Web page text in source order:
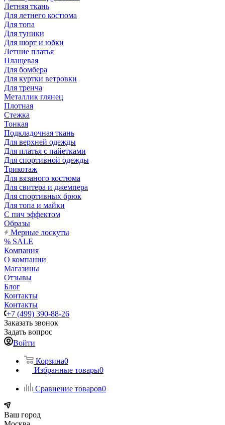
Летняя ткань
Для летнего костюма
Для топа
Для туники
Для шорт и юбки
Летние платья
Плащевая
Для бомбера
Для куртки ветровки
Для тренча
Металлик глянец
Плотная
Стежка
Тонкая
Подкладочная ткань
Для верхней одежды
Для платья с пайетками
Для спортивной одежды
Трикотаж
Для вязаного костюма
Для свитера и джемпера
Для спортивных брюк
Для топа и майки
С пич эффектом
Образы
Мерные лоскуты
% SALE
Компания
О компании
Магазины
Отзывы
Блог
Контакты
Контакты
+7 (499) 390-88-26
Заказать звонок
Задать вопрос
Войти
Корзина0
Избранные товары0
Сравнение товаров0
Ваш город